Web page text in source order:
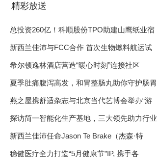
精彩放送
总投资260亿！科顺股份TPO助建山鹰纸业宿
州
新西兰佳沛与FCC合作 首次生物燃料航运试
希尔顿逸林酒店营造“暖心时刻”连接社区
夏季肚痛腹泻高发，和胃整肠丸助你守护肠胃
燕之屋携舒适杂志与北京当代艺博会举办“游
探访简一智能化生产基地，三大领先助力行业
新西兰佳沛任命Jason Te Brake（杰森·特
稳健医疗全力打造“5月健康节”IP, 携手各